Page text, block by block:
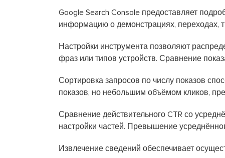
Google Search Console предоставляет
информацию о демонстрациях, переходах,
Настройки инструмента позволяют
фраз или типов устройств. Сравнение
Сортировка запросов по числу показов
показов, но небольшим объёмом кликов,
Сравнение действительного CTR со
настройки частей. Превышение
Извлечение сведений обеспечивает